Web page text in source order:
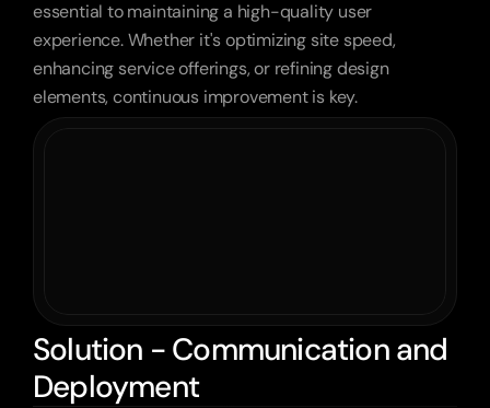
essential to maintaining a high-quality user
experience. Whether it's optimizing site speed,
enhancing service offerings, or refining design
elements, continuous improvement is key.
Solution - Communication and
Deployment